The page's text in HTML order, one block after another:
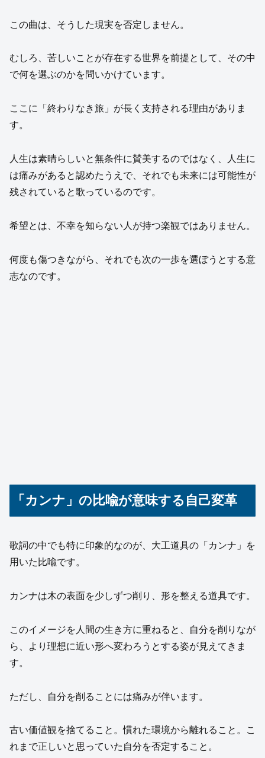
この曲は、そうした現実を否定しません。
むしろ、苦しいことが存在する世界を前提として、その中
で何を選ぶのかを問いかけています。
ここに「終わりなき旅」が長く支持される理由がありま
す。
人生は素晴らしいと無条件に賛美するのではなく、人生に
は痛みがあると認めたうえで、それでも未来には可能性が
残されていると歌っているのです。
希望とは、不幸を知らない人が持つ楽観ではありません。
何度も傷つきながら、それでも次の一歩を選ぼうとする意
志なのです。
「カンナ」の比喩が意味する自己変革
歌詞の中でも特に印象的なのが、大工道具の「カンナ」を
用いた比喩です。
カンナは木の表面を少しずつ削り、形を整える道具です。
このイメージを人間の生き方に重ねると、自分を削りなが
ら、より理想に近い形へ変わろうとする姿が見えてきま
す。
ただし、自分を削ることには痛みが伴います。
古い価値観を捨てること。慣れた環境から離れること。こ
れまで正しいと思っていた自分を否定すること。